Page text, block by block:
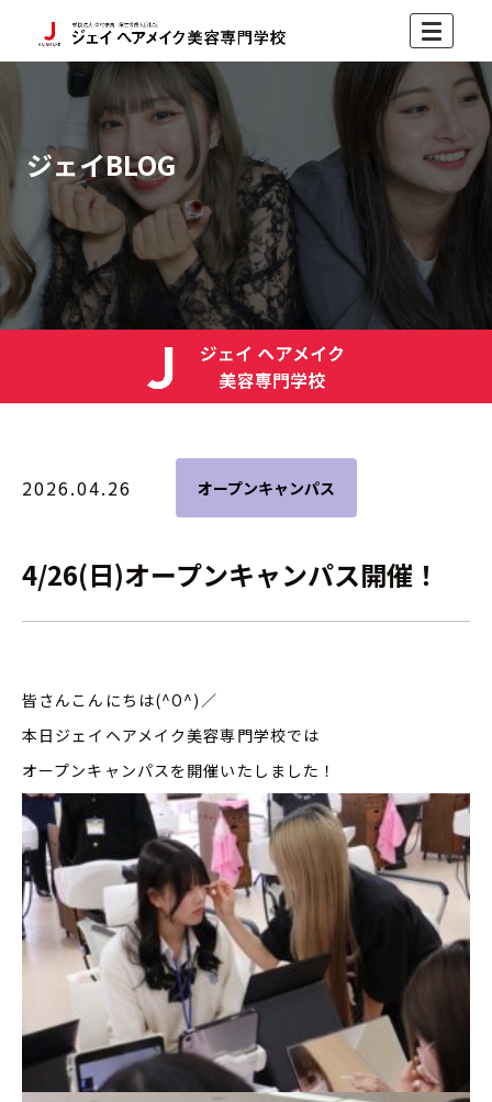
ジェイBLOG
2026.04.26 オープンキャンパス
4/26(日)オープンキャンパス開催！
皆さんこんにちは(^O^)／
本日ジェイヘアメイク美容専門学校では
オープンキャンパスを開催いたしました！